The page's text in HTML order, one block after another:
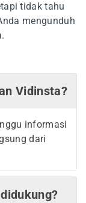
tidak tahu
mengunduh
Vidinsta?
informasi
dari